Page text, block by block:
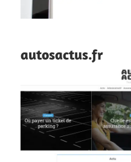
autosactus.fr